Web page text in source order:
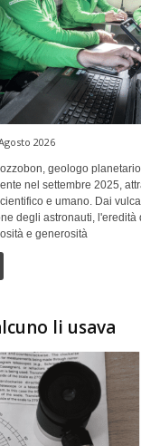
2026
geologo
nel settembre 2025,
e umano. Dai
degli astronauti,
e generosità
li usava